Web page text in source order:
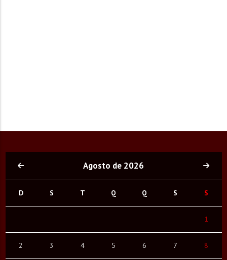
Agosto de 2026
D S T Q Q S S
1
2 3 4 5 6 7 8